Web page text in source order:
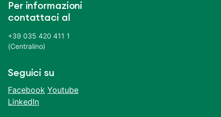
Per informazioni
contattaci al
+39 035 420 411 1
(Centralino)
Seguici su
Facebook Youtube
LinkedIn